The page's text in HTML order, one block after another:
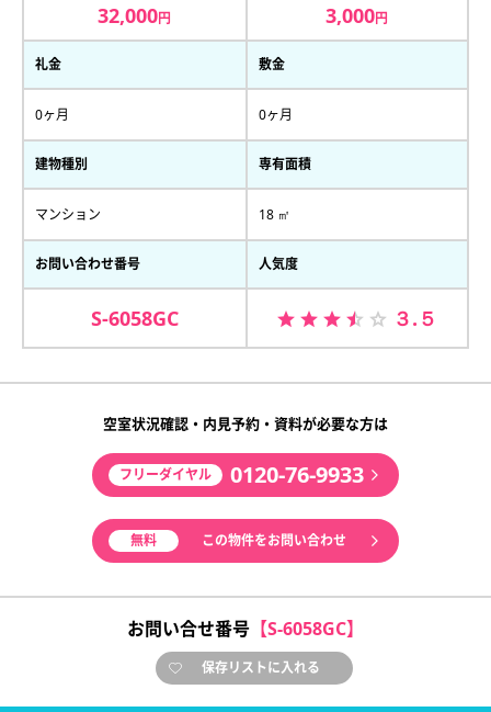
32,000円 3,000円
礼金
0ヶ月
敷金
0ヶ月
建物種別
マンション
専有面積
18 ㎡
お問い合わせ番号
S-6058GC
人気度
３.５
空室状況確認・内見予約・資料が必要な方は
フリーダイヤル 0120-76-9933
無料 この物件をお問い合わせ
お問い合せ番号 【S-6058GC】
保存リストに入れる